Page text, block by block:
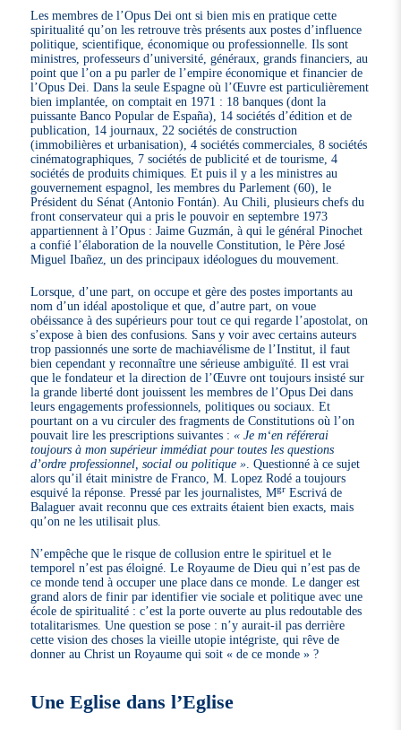
Les membres de l’Opus Dei ont si bien mis en pratique cette
spiritualité qu’on les retrouve très présents aux postes d’influence
politique, scientifique, économique ou professionnelle. Ils sont
ministres, professeurs d’université, généraux, grands financiers, au
point que l’on a pu parler de l’empire économique et financier de
l’Opus Dei. Dans la seule Espagne où l’Œuvre est particulièrement
bien implantée, on comptait en 1971 : 18 banques (dont la
puissante Banco Popular de España), 14 sociétés d’édition et de
publication, 14 journaux, 22 sociétés de construction
(immobilières et urbanisation), 4 sociétés commerciales, 8 sociétés
cinématographiques, 7 sociétés de publicité et de tourisme, 4
sociétés de produits chimiques. Et puis il y a les ministres au
gouvernement espagnol, les membres du Parlement (60), le
Président du Sénat (Antonio Fontán). Au Chili, plusieurs chefs du
front conservateur qui a pris le pouvoir en septembre 1973
appartiennent à l’Opus : Jaime Guzmán, à qui le général Pinochet
a confié l’élaboration de la nouvelle Constitution, le Père José
Miguel Ibañez, un des principaux idéologues du mouvement.
Lorsque, d’une part, on occupe et gère des postes importants au
nom d’un idéal apostolique et que, d’autre part, on voue
obéissance à des supérieurs pour tout ce qui regarde l’apostolat, on
s’expose à bien des confusions. Sans y voir avec certains auteurs
trop passionnés une sorte de machiavélisme de l’Institut, il faut
bien cependant y reconnaître une sérieuse ambiguïté. Il est vrai
que le fondateur et la direction de l’Œuvre ont toujours insisté sur
la grande liberté dont jouissent les membres de l’Opus Dei dans
leurs engagements professionnels, politiques ou sociaux. Et
pourtant on a vu circuler des fragments de Constitutions où l’on
pouvait lire les prescriptions suivantes :« Je m‘en référerai
toujours à mon supérieur immédiat pour toutes les questions
d’ordre professionnel, social ou politique » . Questionné à ce sujet
alors qu’il était ministre de Franco, M. Lopez Rodé a toujours
esquivé la réponse. Pressé par les journalistes, Mgr Escrivá de
Balaguer avait reconnu que ces extraits étaient bien exacts, mais
qu’on ne les utilisait plus.
N’empêche que le risque de collusion entre le spirituel et le
temporel n’est pas éloigné. Le Royaume de Dieu qui n’est pas de
ce monde tend à occuper une place dans ce monde. Le danger est
grand alors de finir par identifier vie sociale et politique avec une
école de spiritualité : c’est la porte ouverte au plus redoutable des
totalitarismes. Une question se pose : n’y aurait-il pas derrière
cette vision des choses la vieille utopie intégriste, qui rêve de
donner au Christ un Royaume qui soit « de ce monde » ?
Une Eglise dans l’Eglise